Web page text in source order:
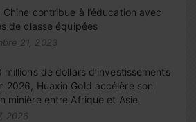
Chine contribue à l’éducation avec
de classe équipées
21, 2023
millions de dollars d’investissements
2026, Huaxin Gold accélère son
minière entre Afrique et Asie
2026